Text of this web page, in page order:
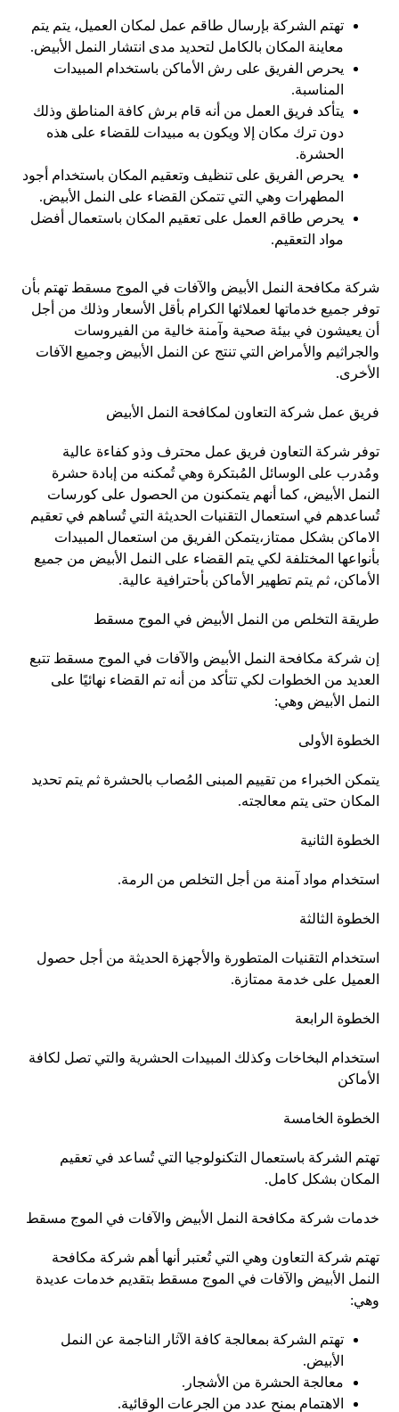
تهتم الشركة بإرسال طاقم عمل لمكان العميل، يتم يتم
معاينة المكان بالكامل لتحديد مدى انتشار النمل الأبيض.
يحرص الفريق على رش الأماكن باستخدام المبيدات
المناسبة.
يتأكد فريق العمل من أنه قام برش كافة المناطق وذلك
دون ترك مكان إلا ويكون به مبيدات للقضاء على هذه
الحشرة.
يحرص الفريق على تنظيف وتعقيم المكان باستخدام أجود
المطهرات وهي التي تتمكن القضاء على النمل الأبيض.
يحرص طاقم العمل على تعقيم المكان باستعمال أفضل
مواد التعقيم.
شركة مكافحة النمل الأبيض والآفات في الموج مسقط تهتم بأن
توفر جميع خدماتها لعملائها الكرام بأقل الأسعار وذلك من أجل
أن يعيشون في بيئة صحية وآمنة خالية من الفيروسات
والجراثيم والأمراض التي تنتج عن النمل الأبيض وجميع الآفات
الأخرى.
فريق عمل شركة التعاون لمكافحة النمل الأبيض
توفر شركة التعاون فريق عمل محترف وذو كفاءة عالية
ومُدرب على الوسائل المُبتكرة وهي تُمكنه من إبادة حشرة
النمل الأبيض، كما أنهم يتمكنون من الحصول على كورسات
تُساعدهم في استعمال التقنيات الحديثة التي تُساهم في تعقيم
الاماكن بشكل ممتاز،يتمكن الفريق من استعمال المبيدات
بأنواعها المختلفة لكي يتم القضاء على النمل الأبيض من جميع
الأماكن، ثم يتم تطهير الأماكن بأحترافية عالية.
طريقة التخلص من النمل الأبيض في الموج مسقط
إن شركة مكافحة النمل الأبيض والآفات في الموج مسقط تتبع
العديد من الخطوات لكي تتأكد من أنه تم القضاء نهائيًا على
النمل الأبيض وهي:
الخطوة الأولى
يتمكن الخبراء من تقييم المبنى المُصاب بالحشرة ثم يتم تحديد
المكان حتى يتم معالجته.
الخطوة الثانية
استخدام مواد آمنة من أجل التخلص من الرمة.
الخطوة الثالثة
استخدام التقنيات المتطورة والأجهزة الحديثة من أجل حصول
العميل على خدمة ممتازة.
الخطوة الرابعة
استخدام البخاخات وكذلك المبيدات الحشرية والتي تصل لكافة
الأماكن
الخطوة الخامسة
تهتم الشركة باستعمال التكنولوجيا التي تُساعد في تعقيم
المكان بشكل كامل.
خدمات شركة مكافحة النمل الأبيض والآفات في الموج مسقط
تهتم شركة التعاون وهي التي تُعتبر أنها أهم شركة مكافحة
النمل الأبيض والآفات في الموج مسقط بتقديم خدمات عديدة
وهي:
تهتم الشركة بمعالجة كافة الآثار الناجمة عن النمل
الأبيض.
معالجة الحشرة من الأشجار.
الاهتمام بمنح عدد من الجرعات الوقائية.